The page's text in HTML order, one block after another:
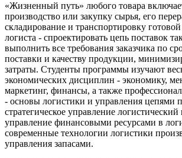
«Жизненный путь» любого товара
производство или закупку сырья, его
складирование и транспортировку
логиста - спроектировать цепь поставок
выполнить все требования заказчика по
поставки и качеству продукции,
затраты. Студенты программы изучают
экономических дисциплин - экономику,
маркетинг, финансы, а также
- основы логистики и управления цепями
стратегическое управление
управление финансовыми ресурсами в
современные технологии логистики
управления запасами.